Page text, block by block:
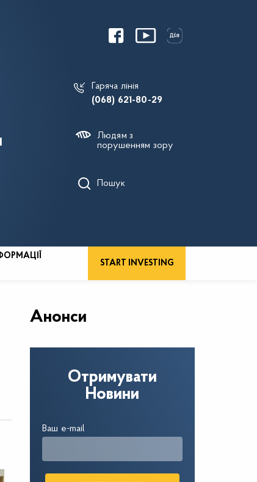
Гаряча лінія
(068) 621-80-29
Людям з
порушенням зору
Пошук
START INVESTING
Анонси
Отримувати
Новини
Ваш e-mail